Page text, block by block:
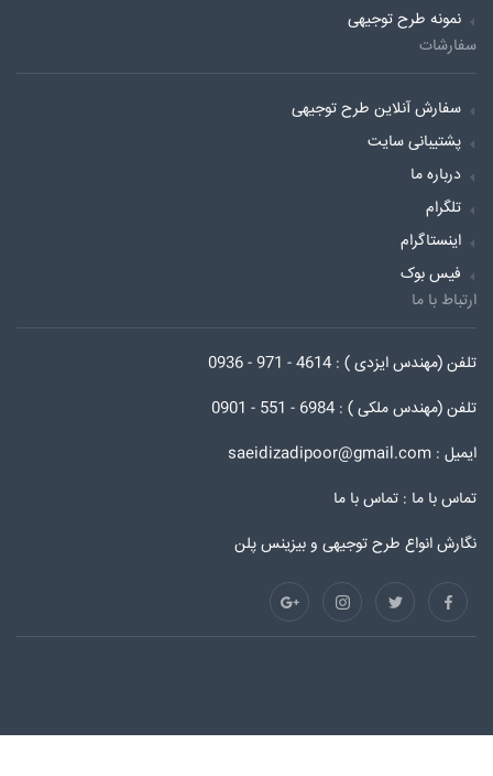
نمونه طرح توجیهی
سفارشات
سفارش آنلاین طرح توجیهی
پشتیبانی سایت
درباره ما
تلگرام
اینستاگرام
فیس بوک
ارتباط با ما
تلفن (مهندس ایزدی ) : 4614 - 971 - 0936
تلفن (مهندس ملکی ) : 6984 - 551 - 0901
ایمیل : saeidizadipoor@gmail.com
تماس با ما : تماس با ما
نگارش انواع طرح توجیهی و بیزینس پلن